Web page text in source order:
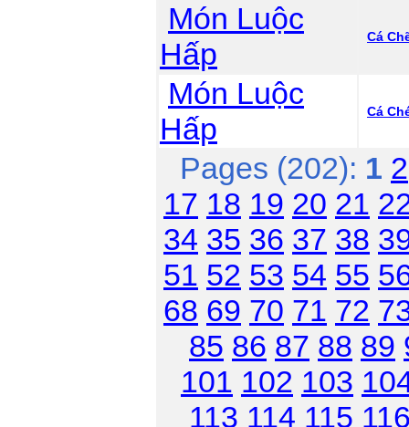
Món Luộc
Hấp
Cá
Món Luộc
Hấp
Cá
Pages (202): 1 2
17 18 19 20 21
34 35 36 37 38
51 52 53 54 55
68 69 70 71 72
85 86 87 88 89
101 102 103
113 114 115